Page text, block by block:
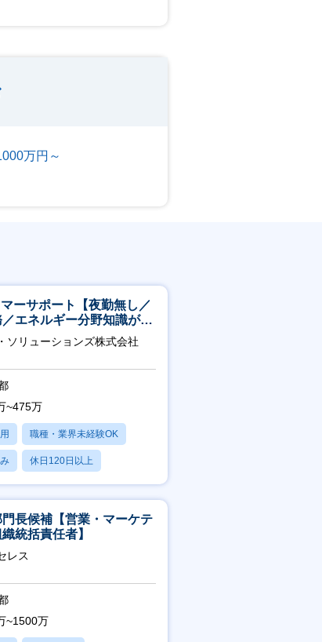
万円～
マーサポート【夜勤無し／
／エネルギー分野知識が身
す】
ソリューションズ株式会社
~475万
職種・業界未経験OK
休日120日以上
あり
長候補【営業・マーケテ
統括責任者】
レス
~1500万